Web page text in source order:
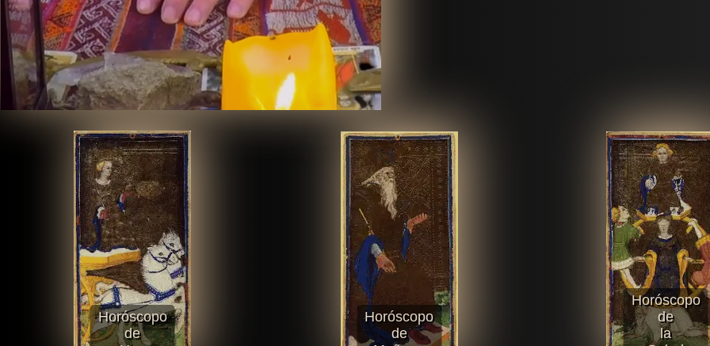
Horóscopo
de
Horóscopo
de
Horóscopo
de
la